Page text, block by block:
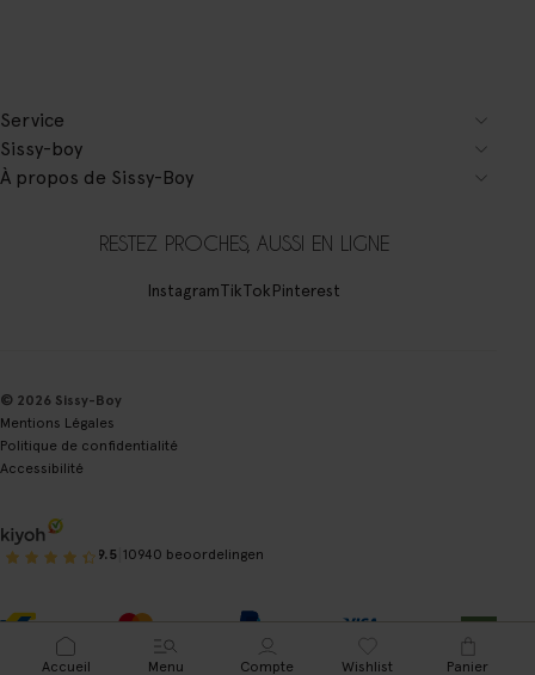
Service
Sissy-boy
À propos de Sissy-Boy
RESTEZ PROCHES, AUSSI EN LIGNE
InstagramTikTokPinterest
© 2026 Sissy-Boy
Mentions Légales
Politique de confidentialité
Accessibilité
9.5 10940 beoordelingen
Accueil Menu Compte Wishlist Panier